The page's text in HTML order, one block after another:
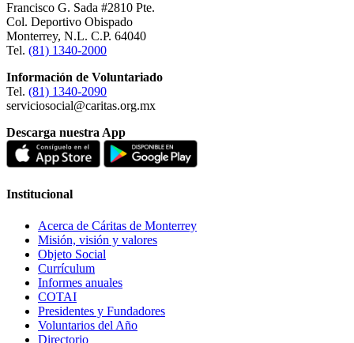
Francisco G. Sada #2810 Pte.
Col. Deportivo Obispado
Monterrey, N.L. C.P. 64040
Tel. (81) 1340-2000
Información de Voluntariado
Tel. (81) 1340-2090
serviciosocial@caritas.org.mx
Descarga nuestra App
Institucional
Acerca de Cáritas de Monterrey
Misión, visión y valores
Objeto Social
Currículum
Informes anuales
COTAI
Presidentes y Fundadores
Voluntarios del Año
Directorio